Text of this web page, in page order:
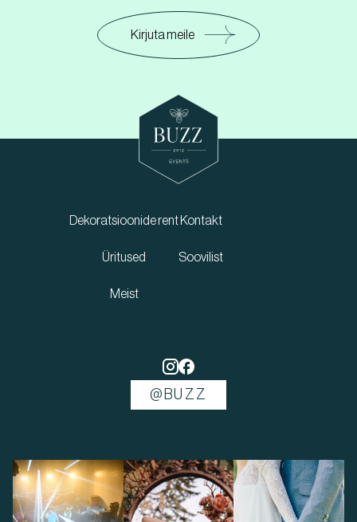
Kirjuta meile
@BUZZ
Dekoratsioonide rent
Üritused
Meist
Kontakt
Soovilist